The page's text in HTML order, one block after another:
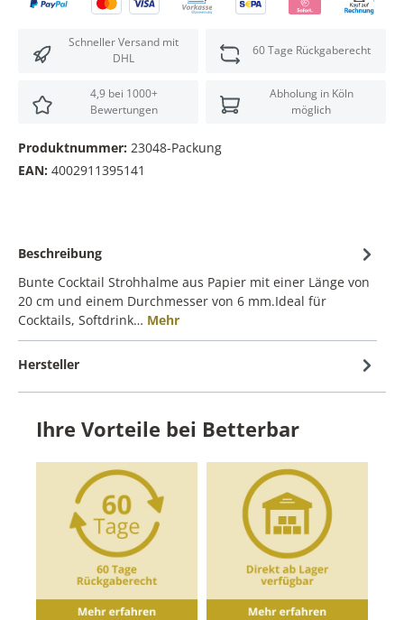
Schneller Versand mit
DHL
60 Tage Rückgaberecht
4,9 bei 1000+
Bewertungen
Abholung in Köln
möglich
Produktnummer: 23048-Packung
EAN: 4002911395141
Beschreibung
Bunte Cocktail Strohhalme aus Papier mit einer Länge von
20 cm und einem Durchmesser von 6 mm.Ideal für
Cocktails, Softdrink… Mehr
Hersteller
Ihre Vorteile bei Betterbar